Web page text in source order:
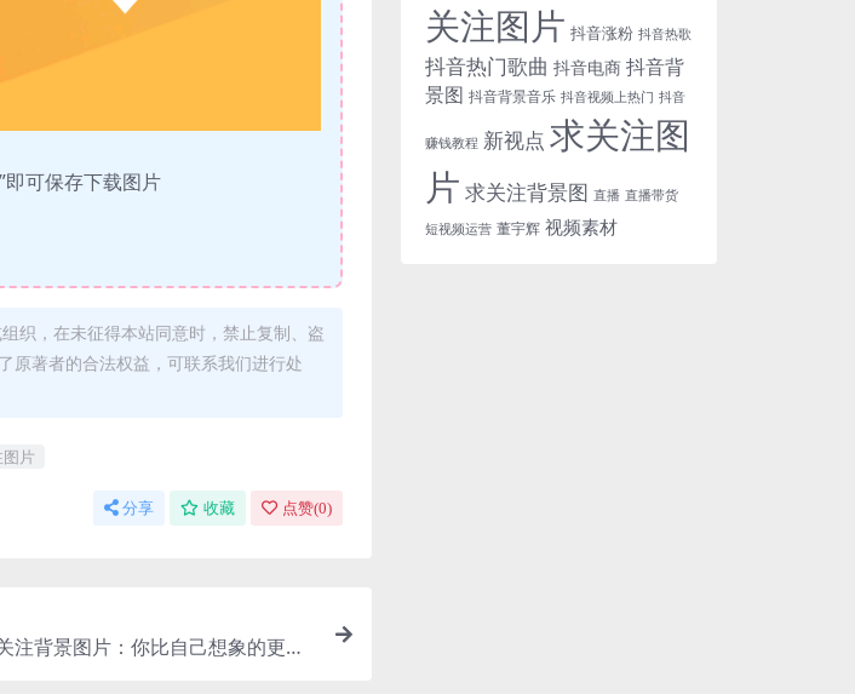
可保存下载图片
织，在未征得本站同意时，禁止复制、盗
原著者的合法权益，可联系我们进行处
片
分享 收藏 点赞(0)
注背景图片：你比自己想象的更强
关注图片 抖音涨粉 抖音热歌
抖音热门歌曲 抖音电商 抖音背
景图 抖音背景音乐 抖音视频上热门 抖音
赚钱教程 新视点 求关注图
片 求关注背景图 直播 直播带货
短视频运营 董宇辉 视频素材